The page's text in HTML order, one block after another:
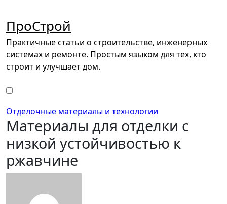
содержимому
ПроСтрой
Практичные статьи о строительстве, инженерных
системах и ремонте. Простым языком для тех, кто
строит и улучшает дом.
Отделочные материалы и технологии
Материалы для отделки с
низкой устойчивостью к
ржавчине